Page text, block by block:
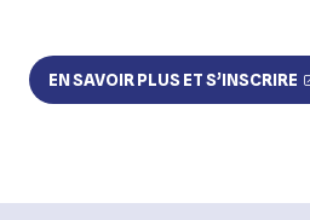
EN SAVOIR PLUS ET S’INSCRIRE